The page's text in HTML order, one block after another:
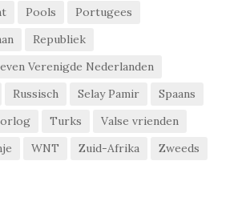
Pools
Portugees
Republiek
Verenigde Nederlanden
Russisch Selay Pamir
Spaans
Turks
Valse vrienden
WNT Zuid-Afrika Zweeds